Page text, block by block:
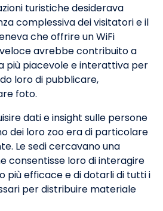
turistiche desiderava
complessiva dei visitatori e il
che offrire un WiFi
avrebbe contribuito a
più piacevole e interattiva per
loro di pubblicare,
foto.
dati e insight sulle persone
dei loro zoo era di particolare
Le sedi cercavano una
consentisse loro di interagire
più efficace e di dotarli di tutti i
per distribuire materiale